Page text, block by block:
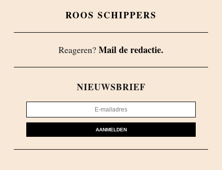
ROOS SCHIPPERS
Reageren? Mail de redactie.
NIEUWSBRIEF
AANMELDEN